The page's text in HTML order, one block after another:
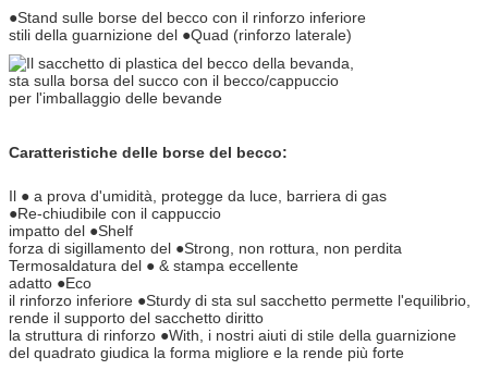
●Stand sulle borse del becco con il rinforzo inferiore
stili della guarnizione del ●Quad (rinforzo laterale)
Caratteristiche delle borse del becco:
Il ● a prova d'umidità, protegge da luce, barriera di gas
●Re-chiudibile con il cappuccio
impatto del ●Shelf
forza di sigillamento del ●Strong, non rottura, non perdita
Termosaldatura del ● & stampa eccellente
adatto ●Eco
il rinforzo inferiore ●Sturdy di sta sul sacchetto permette l'equilibrio,
rende il supporto del sacchetto diritto
la struttura di rinforzo ●With, i nostri aiuti di stile della guarnizione
del quadrato giudica la forma migliore e la rende più forte